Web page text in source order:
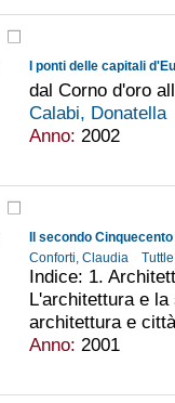
I ponti delle capitali
dal Corno d'oro
Calabi, Donatella
Anno: 2002
Il secondo Cinquecento
Conforti, Claudia
Indice: 1.
L'architettura e
architettura e
Anno: 2001